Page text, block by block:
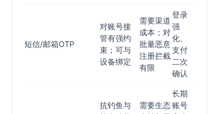
短信/邮箱OTP
对账号接
管有强约
束；可与
设备绑定
需要渠道
成本；对
批量恶意
注册拦截
有限
登录
强
化、
支付
二次
确认
抗钓鱼与
需要生态
长期
账号